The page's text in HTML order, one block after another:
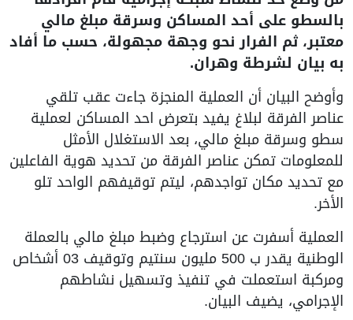
بالسطو على أحد المساكن وسرقة مبلغ مالي
معتبر، ثم الفرار نحو وجهة مجهولة، حسب ما أفاد
به بيان لشرطة وهران.
وأوضح البيان أن العملية المنجزة جاءت عقب تلقي
عناصر الفرقة لبلاغ يفيد بتعرض احد المساكن لعملية
سطو وسرقة مبلغ مالي، بعد الاستغلال الأمثل
للمعلومات تمكن عناصر الفرقة من تحديد هوية الفاعلين
مع تحديد مكان تواجدهم، ليتم توقيفهم الواحد تلو
الأخر.
العملية أسفرت عن استرجاع وضبط مبلغ مالي بالعملة
الوطنية يقدر ب 500 مليون سنتيم وتوقيف 03 أشخاص
ومركبة استعملت في تنفيذ وتسهيل نشاطهم
الإجرامي، يضيف البيان.